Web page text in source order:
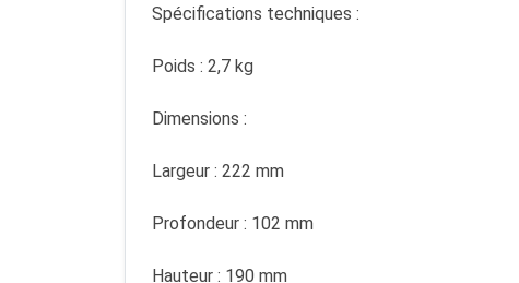
Spécifications techniques :
Poids : 2,7 kg
Dimensions :
Largeur : 222 mm
Profondeur : 102 mm
Hauteur : 190 mm